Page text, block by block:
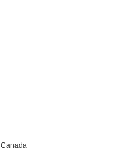
Canada
-